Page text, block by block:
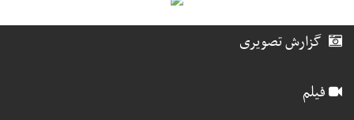
گزارش تصویری
فیلم